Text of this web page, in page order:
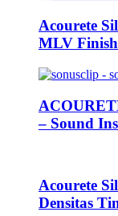
Acourete
MLV
– Sound
Acourete
Densitas